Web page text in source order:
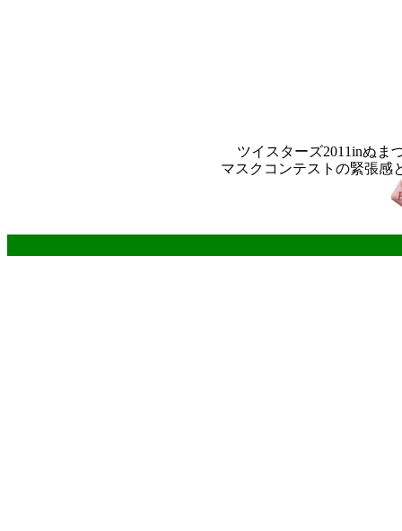
ツイスターズ2011inぬ
マスクコンテストの緊張感